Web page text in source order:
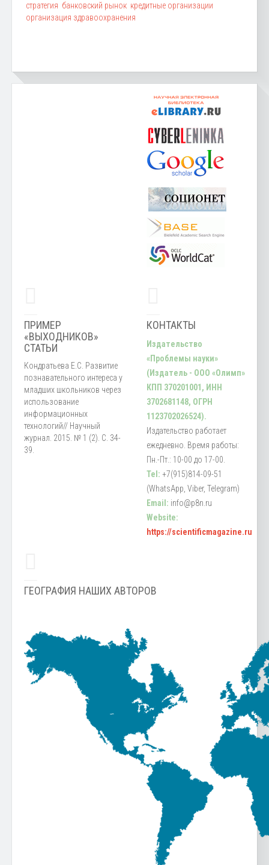
стратегия банковский рынок кредитные организации
организация здравоохранения
ПРИМЕР
«ВЫХОДНИКОВ»
СТАТЬИ
Кондратьева Е.С. Развитие
познавательного интереса у
младших школьников через
использование
информационных
технологий// Научный
журнал. 2015. № 1 (2). С. 34-
39.
КОНТАКТЫ
Издательство
«Проблемы науки»
(Издатель - ООО «Олимп»
КПП 370201001, ИНН
3702681148, ОГРН
1123702026524).
Издательство работает
ежедневно. Время работы:
Пн.-Пт.: 10-00 до 17-00.
Tel: +7(915)814-09-51
(WhatsApp, Viber, Telegram)
Email: info@p8n.ru
Website:
https://scientificmagazine.ru
ГЕОГРАФИЯ НАШИХ АВТОРОВ